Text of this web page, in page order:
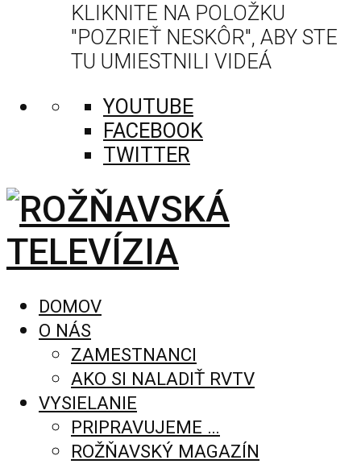
KLIKNITE NA POLOŽKU
"POZRIEŤ NESKÔR", ABY STE
TU UMIESTNILI VIDEÁ
YOUTUBE
FACEBOOK
TWITTER
DOMOV
O NÁS
ZAMESTNANCI
AKO SI NALADIŤ RVTV
VYSIELANIE
PRIPRAVUJEME …
ROŽŇAVSKÝ MAGAZÍN